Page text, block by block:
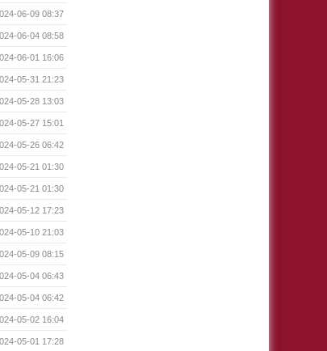
06-09 08:37
06-04 08:58
06-01 16:06
05-31 21:23
05-28 13:03
05-27 15:01
05-26 06:42
05-21 01:30
05-21 01:30
05-12 17:23
05-10 21:03
05-09 08:15
05-04 06:43
05-04 06:42
05-02 16:04
05-01 17:28